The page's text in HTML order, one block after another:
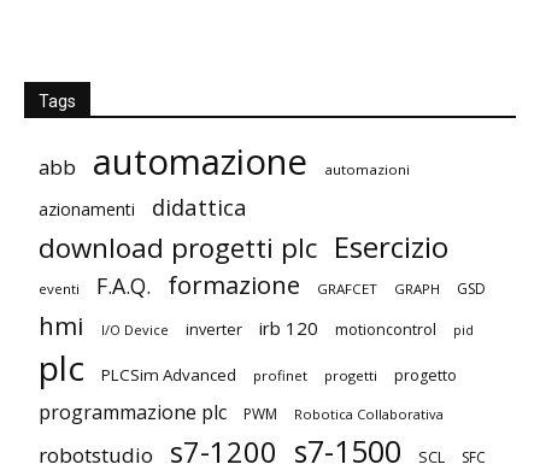
Tags
abb automazione automazioni
azionamenti didattica
download progetti plc Esercizio
eventi F.A.Q. formazione GRAFCET GRAPH GSD
hmi I/O Device inverter irb 120 motioncontrol pid
plc PLCSim Advanced profinet progetti progetto
programmazione plc PWM Robotica Collaborativa
robotstudio s7-1200 s7-1500 SCL SFC